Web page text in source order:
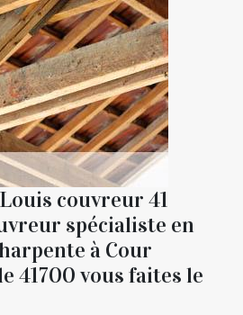
couvreur 41
spécialiste en
à Cour
41700 vous faites le